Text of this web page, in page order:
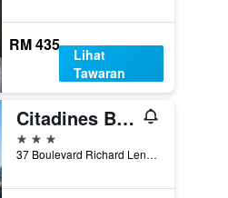
RM 435
Lihat
Tawaran
Citadines Bastille Marais Paris
3 bintang
37 Boulevard Richard Lenoir, Paris, Perancis